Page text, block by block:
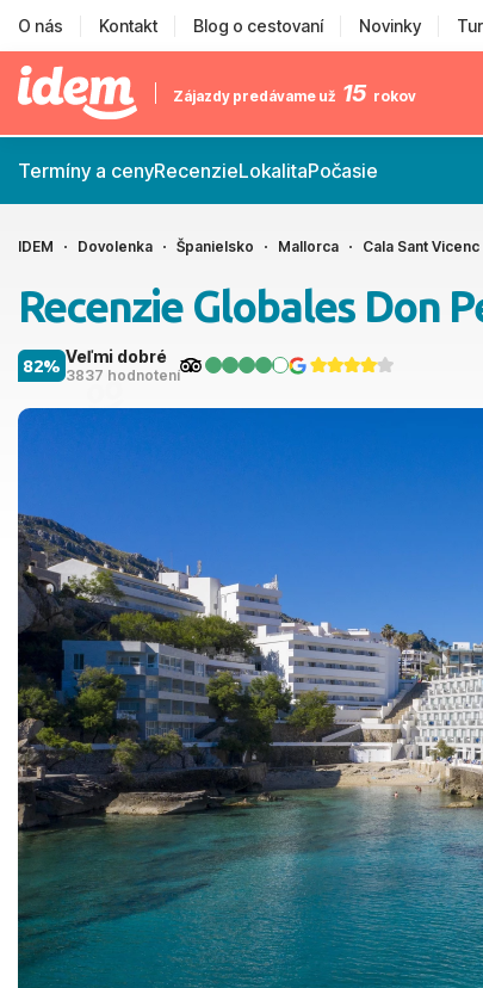
O nás Kontakt Blog o cestovaní Novinky
Zájazdy predávame už 15 rokov
Termíny a cenyRecenzieLokalitaPočasie
IDEM Dovolenka Španielsko Mallorca Cala Sant Vicenc
Recenzie Globales Don
Veľmi dobré
3837 hodnotení
82%